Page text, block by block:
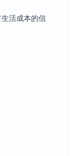
活成本的信